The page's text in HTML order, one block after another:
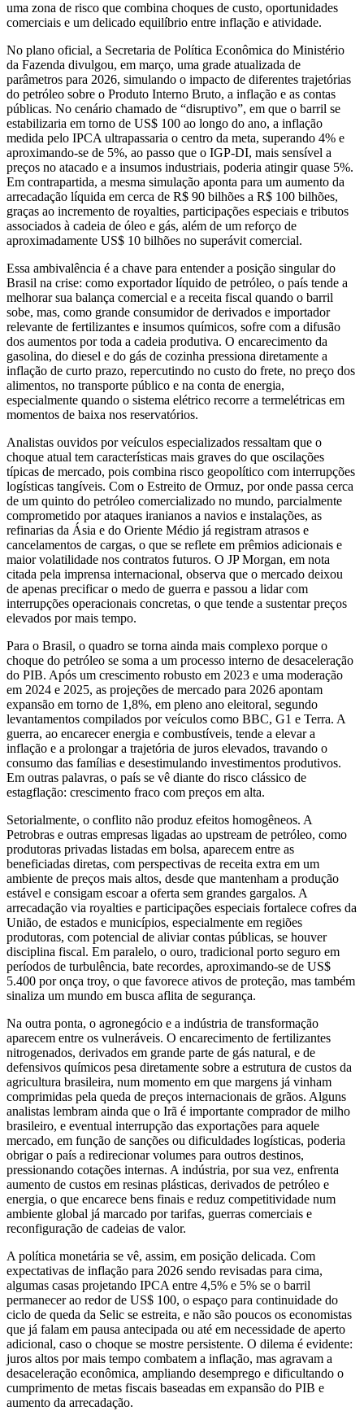
uma zona de risco que combina choques de custo, oportunidades
comerciais e um delicado equilíbrio entre inflação e atividade.
No plano oficial, a Secretaria de Política Econômica do Ministério
da Fazenda divulgou, em março, uma grade atualizada de
parâmetros para 2026, simulando o impacto de diferentes trajetórias
do petróleo sobre o Produto Interno Bruto, a inflação e as contas
públicas. No cenário chamado de “disruptivo”, em que o barril se
estabilizaria em torno de US$ 100 ao longo do ano, a inflação
medida pelo IPCA ultrapassaria o centro da meta, superando 4% e
aproximando‑se de 5%, ao passo que o IGP‑DI, mais sensível a
preços no atacado e a insumos industriais, poderia atingir quase 5%.
Em contrapartida, a mesma simulação aponta para um aumento da
arrecadação líquida em cerca de R$ 90 bilhões a R$ 100 bilhões,
graças ao incremento de royalties, participações especiais e tributos
associados à cadeia de óleo e gás, além de um reforço de
aproximadamente US$ 10 bilhões no superávit comercial.
Essa ambivalência é a chave para entender a posição singular do
Brasil na crise: como exportador líquido de petróleo, o país tende a
melhorar sua balança comercial e a receita fiscal quando o barril
sobe, mas, como grande consumidor de derivados e importador
relevante de fertilizantes e insumos químicos, sofre com a difusão
dos aumentos por toda a cadeia produtiva. O encarecimento da
gasolina, do diesel e do gás de cozinha pressiona diretamente a
inflação de curto prazo, repercutindo no custo do frete, no preço dos
alimentos, no transporte público e na conta de energia,
especialmente quando o sistema elétrico recorre a termelétricas em
momentos de baixa nos reservatórios.
Analistas ouvidos por veículos especializados ressaltam que o
choque atual tem características mais graves do que oscilações
típicas de mercado, pois combina risco geopolítico com interrupções
logísticas tangíveis. Com o Estreito de Ormuz, por onde passa cerca
de um quinto do petróleo comercializado no mundo, parcialmente
comprometido por ataques iranianos a navios e instalações, as
refinarias da Ásia e do Oriente Médio já registram atrasos e
cancelamentos de cargas, o que se reflete em prêmios adicionais e
maior volatilidade nos contratos futuros. O JP Morgan, em nota
citada pela imprensa internacional, observa que o mercado deixou
de apenas precificar o medo de guerra e passou a lidar com
interrupções operacionais concretas, o que tende a sustentar preços
elevados por mais tempo.
Para o Brasil, o quadro se torna ainda mais complexo porque o
choque do petróleo se soma a um processo interno de desaceleração
do PIB. Após um crescimento robusto em 2023 e uma moderação
em 2024 e 2025, as projeções de mercado para 2026 apontam
expansão em torno de 1,8%, em pleno ano eleitoral, segundo
levantamentos compilados por veículos como BBC, G1 e Terra. A
guerra, ao encarecer energia e combustíveis, tende a elevar a
inflação e a prolongar a trajetória de juros elevados, travando o
consumo das famílias e desestimulando investimentos produtivos.
Em outras palavras, o país se vê diante do risco clássico de
estagflação: crescimento fraco com preços em alta.
Setorialmente, o conflito não produz efeitos homogêneos. A
Petrobras e outras empresas ligadas ao upstream de petróleo, como
produtoras privadas listadas em bolsa, aparecem entre as
beneficiadas diretas, com perspectivas de receita extra em um
ambiente de preços mais altos, desde que mantenham a produção
estável e consigam escoar a oferta sem grandes gargalos. A
arrecadação via royalties e participações especiais fortalece cofres da
União, de estados e municípios, especialmente em regiões
produtoras, com potencial de aliviar contas públicas, se houver
disciplina fiscal. Em paralelo, o ouro, tradicional porto seguro em
períodos de turbulência, bate recordes, aproximando‑se de US$
5.400 por onça troy, o que favorece ativos de proteção, mas também
sinaliza um mundo em busca aflita de segurança.
Na outra ponta, o agronegócio e a indústria de transformação
aparecem entre os vulneráveis. O encarecimento de fertilizantes
nitrogenados, derivados em grande parte de gás natural, e de
defensivos químicos pesa diretamente sobre a estrutura de custos da
agricultura brasileira, num momento em que margens já vinham
comprimidas pela queda de preços internacionais de grãos. Alguns
analistas lembram ainda que o Irã é importante comprador de milho
brasileiro, e eventual interrupção das exportações para aquele
mercado, em função de sanções ou dificuldades logísticas, poderia
obrigar o país a redirecionar volumes para outros destinos,
pressionando cotações internas. A indústria, por sua vez, enfrenta
aumento de custos em resinas plásticas, derivados de petróleo e
energia, o que encarece bens finais e reduz competitividade num
ambiente global já marcado por tarifas, guerras comerciais e
reconfiguração de cadeias de valor.
A política monetária se vê, assim, em posição delicada. Com
expectativas de inflação para 2026 sendo revisadas para cima,
algumas casas projetando IPCA entre 4,5% e 5% se o barril
permanecer ao redor de US$ 100, o espaço para continuidade do
ciclo de queda da Selic se estreita, e não são poucos os economistas
que já falam em pausa antecipada ou até em necessidade de aperto
adicional, caso o choque se mostre persistente. O dilema é evidente:
juros altos por mais tempo combatem a inflação, mas agravam a
desaceleração econômica, ampliando desemprego e dificultando o
cumprimento de metas fiscais baseadas em expansão do PIB e
aumento da arrecadação.